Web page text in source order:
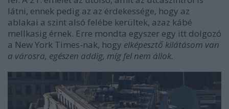
látni, ennek pedig az az érdekessége, hogy az
ablakai a szint alsó felébe kerültek, azaz kábé
mellkasig érnek. Erre mondta egyszer egy itt dolgozó
a New York Times-nak, hogy elképesztő kilátásom van
a városra, egészen addig, míg fel nem állok.